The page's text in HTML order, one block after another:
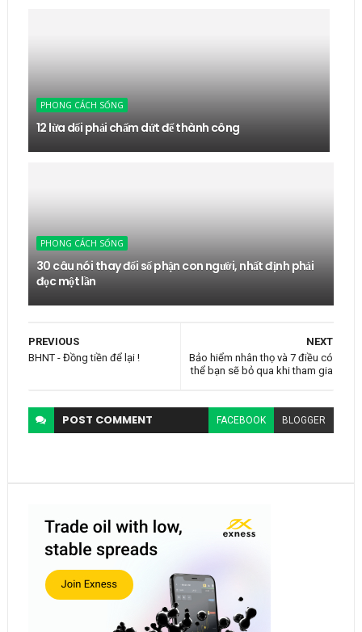
PHONG CÁCH SỐNG
12 lừa dối phải chấm dứt để thành công
PHONG CÁCH SỐNG
30 câu nói thay đổi số phận con người, nhất định phải
đọc một lần
NEXT
Bảo hiểm nhân thọ và 7 điều có
thể bạn sẽ bỏ qua khi tham gia
PREVIOUS
BHNT - Đồng tiền để lại !
POST COMMENT FACEBOOK BLOGGER